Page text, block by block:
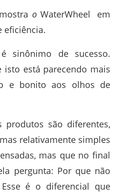
oWaterWheel em
eficiência.
sinônimo de sucesso.
isto está parecendo mais
e bonito aos olhos de
produtos são diferentes,
relativamente simples
mas que no final
pergunta: Por que não
é o diferencial que